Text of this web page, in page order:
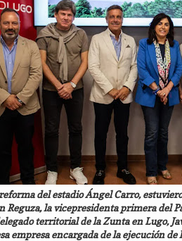
del estadio Ángel Carro,
la vicepresidenta primera del
territorial de la Zunta en Lugo,
empresa encargada de la ejecución